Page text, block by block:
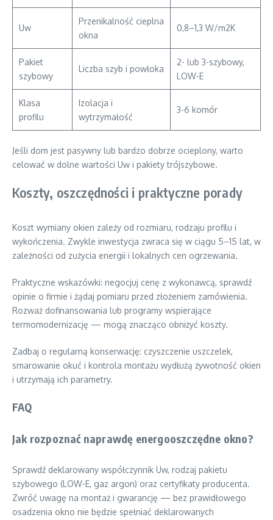
Uw
Przenikalność cieplna
okna
0,8–1,3 W/m2K
Pakiet
szybowy
Liczba szyb i powłoka
2- lub 3-szybowy,
LOW-E
Klasa
profilu
Izolacja i
wytrzymałość
3-6 komór
Jeśli dom jest pasywny lub bardzo dobrze ocieplony, warto
celować w dolne wartości Uw i pakiety trójszybowe.
Koszty, oszczędności i praktyczne porady
Koszt wymiany okien zależy od rozmiaru, rodzaju profilu i
wykończenia. Zwykle inwestycja zwraca się w ciągu 5–15 lat, w
zależności od zużycia energii i lokalnych cen ogrzewania.
Praktyczne wskazówki: negocjuj cenę z wykonawcą, sprawdź
opinie o firmie i żądaj pomiaru przed złożeniem zamówienia.
Rozważ dofinansowania lub programy wspierające
termomodernizację — mogą znacząco obniżyć koszty.
Zadbaj o regularną konserwację: czyszczenie uszczelek,
smarowanie okuć i kontrola montażu wydłużą żywotność okien
i utrzymają ich parametry.
FAQ
Jak rozpoznać naprawdę energooszczędne okno?
Sprawdź deklarowany współczynnik Uw, rodzaj pakietu
szybowego (LOW-E, gaz argon) oraz certyfikaty producenta.
Zwróć uwagę na montaż i gwarancję — bez prawidłowego
osadzenia okno nie będzie spełniać deklarowanych